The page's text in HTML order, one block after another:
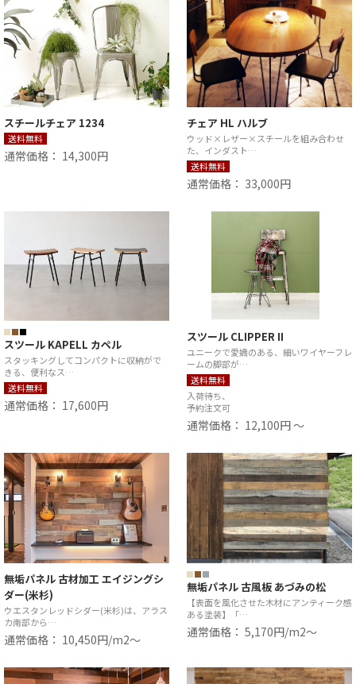
スチールチェア 1234
送料無料
通常価格： 14,300円
チェア HL ハルブ
ウッド×レザー×スチールを組み合わせ
た、インダスト…
送料無料
通常価格： 33,000円
スツール KAPELL カペル
スタッキングしてコンパクトに収納がで
きる、便利なス…
送料無料
通常価格： 17,600円
スツール CLIPPER II
ユニークで愛嬌のある、細いワイヤーフレ
ームの脚部が…
送料無料
入荷待ち、
予約注文可
通常価格： 12,100円 ～
無垢パネル 古材加工 エイジングシ
ダー(米杉)
ウエスタンレッドシダー(米杉)は、アラス
カ南部から…
通常価格： 10,450円/m2〜
無垢パネル 古風板 あづみの松
【表面を風化させた木材にアンティーク感
ある塗装】「…
通常価格： 5,170円/m2〜